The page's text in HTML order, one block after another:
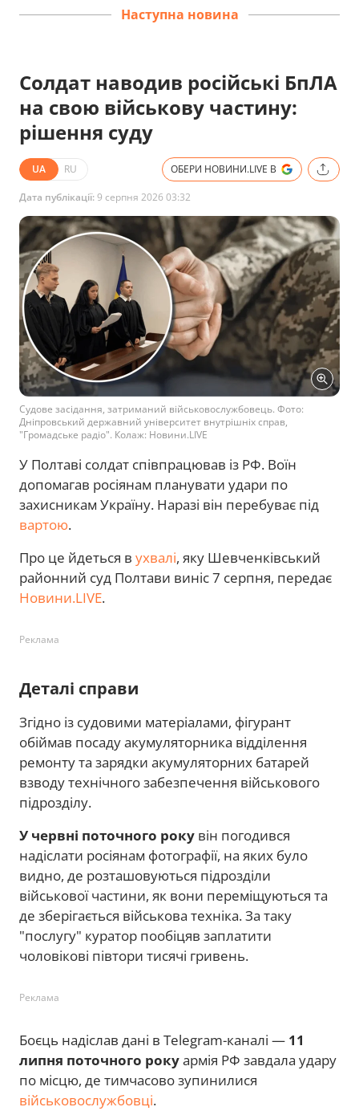
Наступна новина
Солдат наводив російські БпЛА
на свою військову частину:
рішення суду
UA RU ОБЕРИ НОВИНИ.LIVE В
Дата публікації:9 серпня 2026 03:32
Судове засідання, затриманий військовослужбовець. Фото:
Дніпровський державний університет внутрішніх справ,
"Громадське радіо". Колаж: Новини.LIVE
У Полтаві солдат співпрацював із РФ. Воїн
допомагав росіянам планувати удари по
захисникам Україну. Наразі він перебуває під
вартою.
Про це йдеться в ухвалі, яку Шевченківський
районний суд Полтави виніс 7 серпня, передає
Новини.LIVE.
Реклама
Деталі справи
Згідно із судовими матеріалами, фігурант
обіймав посаду акумуляторника відділення
ремонту та зарядки акумуляторних батарей
взводу технічного забезпечення військового
підрозділу.
У червні поточного року він погодився
надіслати росіянам фотографії, на яких було
видно, де розташовуються підрозділи
військової частини, як вони переміщуються та
де зберігається військова техніка. За таку
"послугу" куратор пообіцяв заплатити
чоловікові півтори тисячі гривень.
Реклама
Боєць надіслав дані в Telegram-каналі — 11
липня поточного рокуармія РФ завдала удару
по місцю, де тимчасово зупинилися
військовослужбовці.